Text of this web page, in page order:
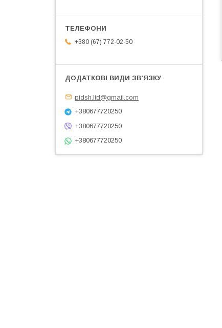
+380 (67) 772-02-50
pidsh.ltd@gmail.com
+380677720250
+380677720250
+380677720250